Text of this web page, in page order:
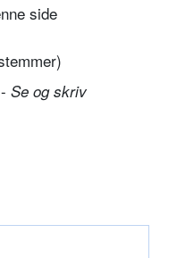
side
Se og skriv